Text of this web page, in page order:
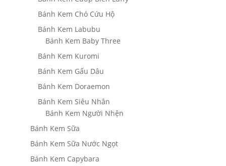
Bánh Kem Chó Cứu Hộ
Bánh Kem Labubu
Bánh Kem Baby Three
Bánh Kem Kuromi
Bánh Kem Gấu Dâu
Bánh Kem Doraemon
Bánh Kem Siêu Nhân
Bánh Kem Người Nhện
Bánh Kem Sữa
Bánh Kem Sữa Nước Ngọt
Bánh Kem Capybara